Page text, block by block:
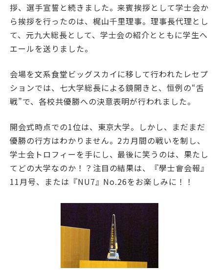
学士会館
背景色変更
拶、選手宣誓と続きました。来賓挨拶として学士会か
ら挨拶を行ったのは、梶山千里理事。理事長代理とし
て、元九大総長として、学士会の紹介とともに学生へ
エールを送りました。
会場を文系食堂ビッグスカイに移して行われたレセプ
ションでは、七大学総長による鏡開きと、恒例の“舌
戦”で、各校共優勝への決意表明が行われました。
開会式時点での1位は、東京大学。しかし、まだまだ
優勝の行方はわかりません。2カ月間の戦いを制し、
学士会トロフィーを手にし、最後に笑うのは、果たし
てどの大学なのか！？注目の結果は、『學士會会報』
11月号、または『NU7』No.26をお楽しみに！！